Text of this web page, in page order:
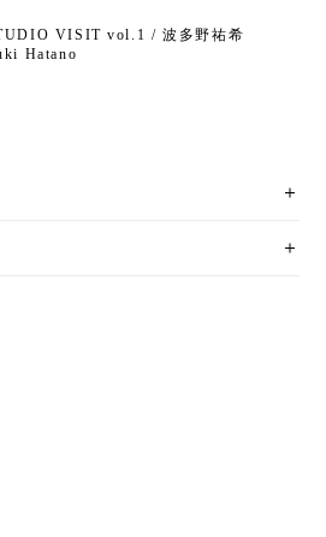
VISIT vol.1 / 波多野祐希
Hatano